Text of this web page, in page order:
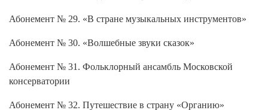
Абонемент № 29. «В стране музыкальных инструментов»
Абонемент № 30. «Волшебные звуки сказок»
Абонемент № 31. Фольклорный ансамбль Московской
консерватории
Абонемент № 32. Путешествие в страну «Органию»